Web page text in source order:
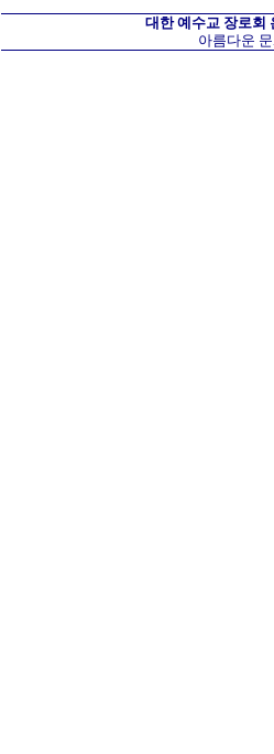
대한 예수교 장로회
아름다운